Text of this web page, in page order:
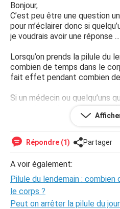
Bonjour,
C’est peu être une question
pour m’éclairer donc si
je voudrais avoir une réponse ...
Lorsqu’on prends la pilule du
combien de temps dans le
fait effet pendant combien
Si un médecin ou quelqu’uns
pourrait me répondre se serait
(Je suis en stress total)
Merci de vos réponses
Répondre (1) Partager
A voir également:
Pilule du lendemain :
le corps ?
Peut on arrêter la pilule du